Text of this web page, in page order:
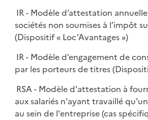
IR - Modèle d’attestation
sociétés non soumises à l’impôt
(Dispositif « Loc’Avantages »)
IR - Modèle d’engagement de
par les porteurs de titres
RSA - Modèle d'attestation à
aux salariés n'ayant travaillé
au sein de l'entreprise (cas